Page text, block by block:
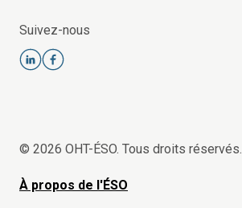
Suivez-nous
© 2026 OHT-ÉSO. Tous droits réservés.
À propos de l'ÉSO